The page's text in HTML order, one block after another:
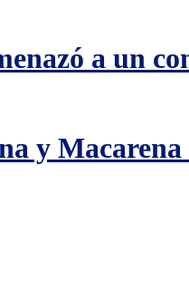
a un
y